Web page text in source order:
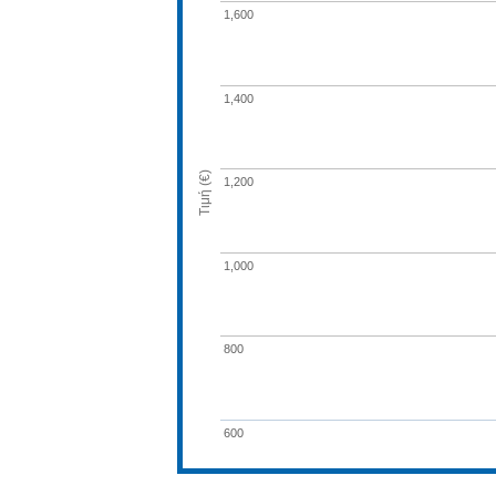
Τιμή (€)
800
1,000
1,200
1,400
1,600
600